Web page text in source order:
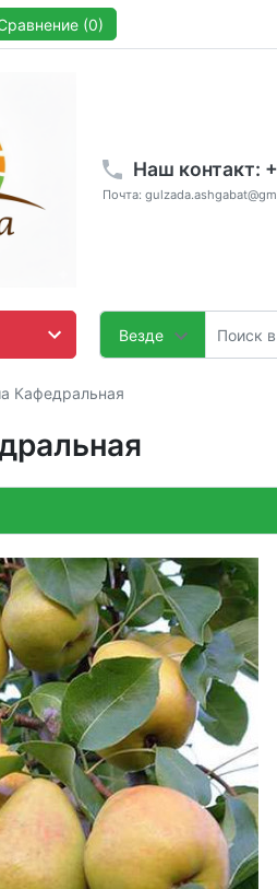
(0)
Наш контакт:
Почта:
Везде
Кафедральная